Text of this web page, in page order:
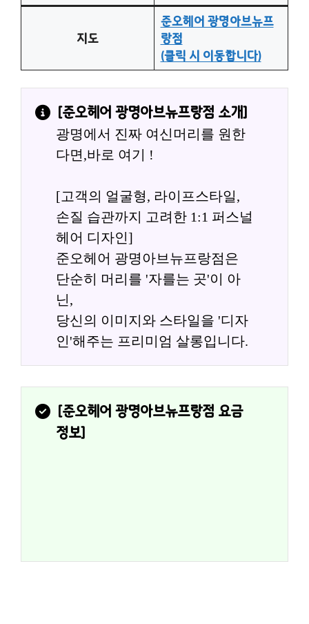
지도
준오헤어 광명아브뉴프
랑점
(클릭 시 이동합니다)
[준오헤어 광명아브뉴프랑점 소개]
광명에서 진짜 여신머리를 원한
다면,바로 여기 !
[고객의 얼굴형, 라이프스타일,
손질 습관까지 고려한 1:1 퍼스널
헤어 디자인]
준오헤어 광명아브뉴프랑점은
단순히 머리를 '자를는 곳'이 아
닌,
당신의 이미지와 스타일을 '디자
인'해주는 프리미엄 살롱입니다.
[준오헤어 광명아브뉴프랑점 요금
정보]